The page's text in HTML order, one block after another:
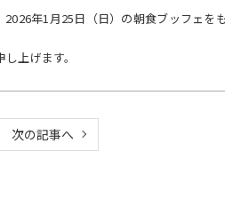
年1月25日（日）の朝食ブッフェを
上げます。
次の記事へ